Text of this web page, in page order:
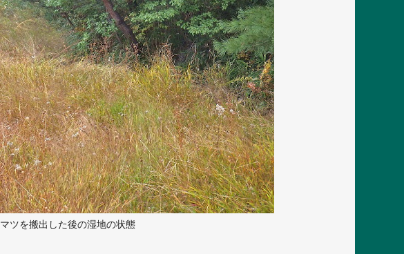
ツを搬出した後の湿地の状態